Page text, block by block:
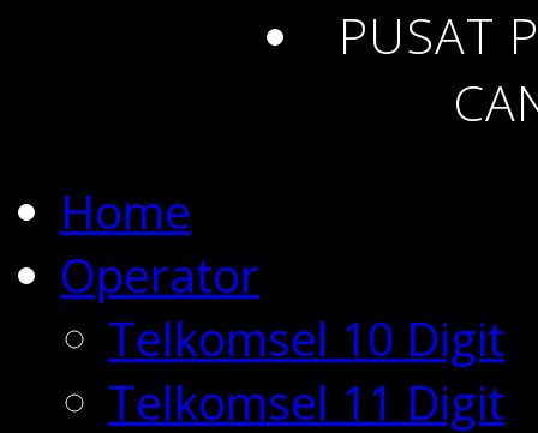
PUSAT
Home
Operator
Telkomsel 10 Digit
Telkomsel 11 Digit